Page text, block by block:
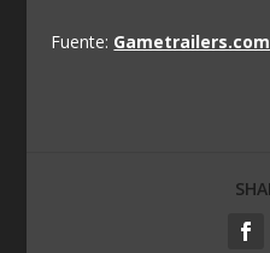
Fuente: Gametrailers.com